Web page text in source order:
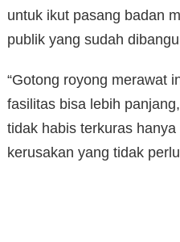
untuk ikut pasang badan
publik yang sudah
“Gotong royong merawat
fasilitas bisa lebih
tidak habis terkuras
kerusakan yang tidak